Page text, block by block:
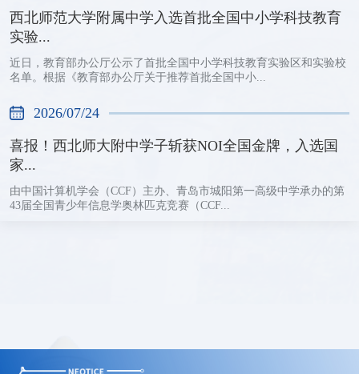
西北师范大学附属中学入选首批全国中小学科技教育
实验...
近日，教育部办公厅公示了首批全国中小学科技教育实验区和实验校
名单。根据《教育部办公厅关于推荐首批全国中小...
2026/07/24
喜报！西北师大附中学子斩获NOI全国金牌，入选国
家...
由中国计算机学会（CCF）主办、青岛市城阳第一高级中学承办的第
43届全国青少年信息学奥林匹克竞赛（CCF...